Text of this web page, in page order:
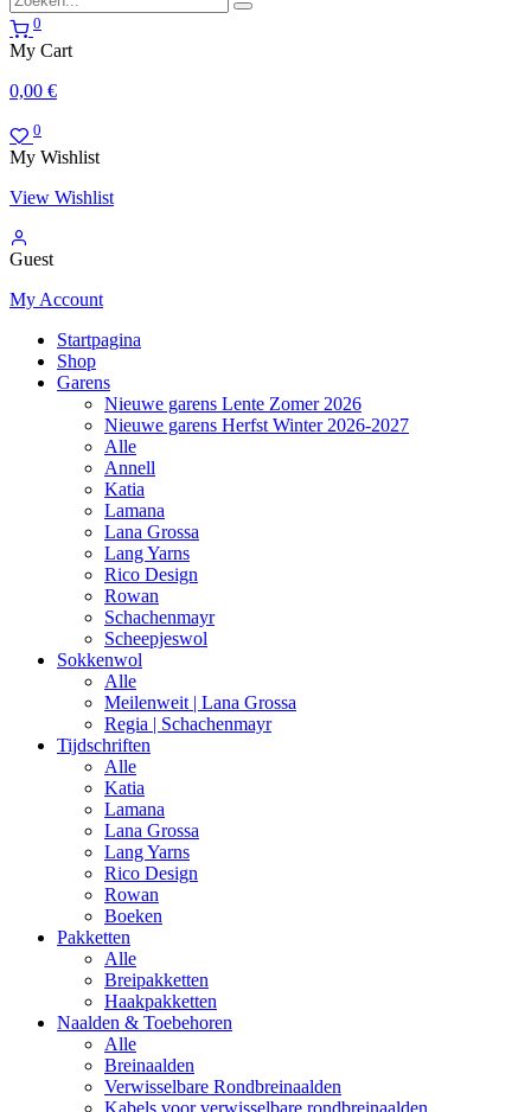
0
My Cart
0,00 €
0
My Wishlist
View Wishlist
Guest
My Account
Startpagina
Shop
Garens
Nieuwe garens Lente Zomer 2026
Nieuwe garens Herfst Winter 2026-2027
Alle
Annell
Katia
Lamana
Lana Grossa
Lang Yarns
Rico Design
Rowan
Schachenmayr
Scheepjeswol
Sokkenwol
Alle
Meilenweit | Lana Grossa
Regia | Schachenmayr
Tijdschriften
Alle
Katia
Lamana
Lana Grossa
Lang Yarns
Rico Design
Rowan
Boeken
Pakketten
Alle
Breipakketten
Haakpakketten
Naalden & Toebehoren
Alle
Breinaalden
Verwisselbare Rondbreinaalden
Kabels voor verwisselbare rondbreinaalden